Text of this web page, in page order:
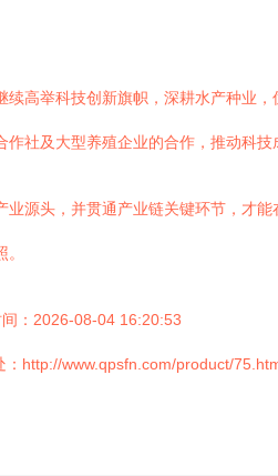
高举科技创新旗帜，深耕水产种业
社及大型养殖企业的合作，推动科
源头，并贯通产业链关键环节，才
：2026-08-04 16:20:53
：http://www.qpsfn.com/product/